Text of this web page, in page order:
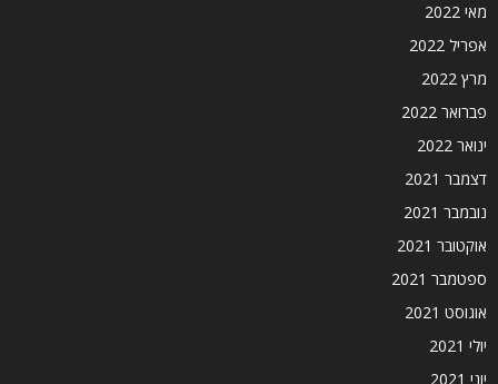
מאי 2022
אפריל 2022
מרץ 2022
פברואר 2022
ינואר 2022
דצמבר 2021
נובמבר 2021
אוקטובר 2021
ספטמבר 2021
אוגוסט 2021
יולי 2021
יוני 2021